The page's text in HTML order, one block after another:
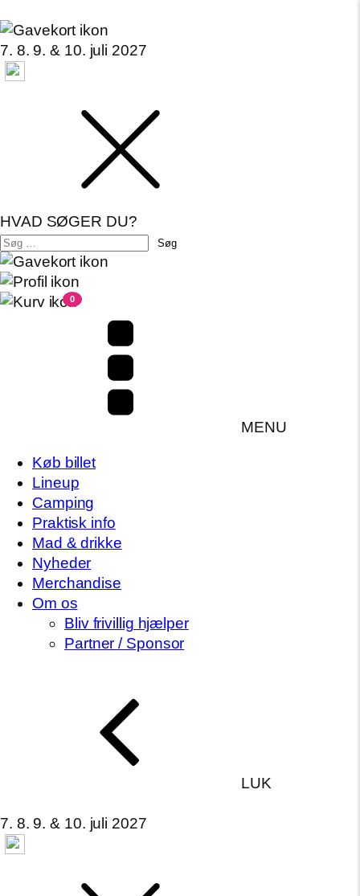
7. 8. 9. & 10. juli 2027
HVAD SØGER DU?
Søg
efter:
0
MENU
Køb billet
Lineup
Camping
Praktisk info
Mad & drikke
Nyheder
Merchandise
Om os
Bliv frivillig hjælper
Partner / Sponsor
LUK
7. 8. 9. & 10. juli 2027